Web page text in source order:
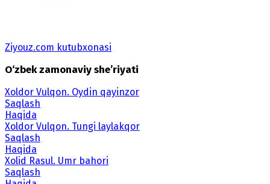
Ziyouz.com kutubxonasi
O‘zbek zamonaviy she’riyati
Xoldor Vulqon. Oydin qayinzor
Saqlash
Haqida
Xoldor Vulqon. Tungi laylakqor
Saqlash
Haqida
Xolid Rasul. Umr bahori
Saqlash